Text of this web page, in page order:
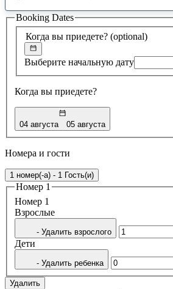
Когда вы приедете? (optional)
Выберите начальную дату
Когда вы приедете?
04 августа 05 августа
Booking Dates
Номера и гости
1 номер(-а) - 1 Гость(и)
Номер 1
Номер 1
Bзрослые
- Удалить взрослого
Дети
- Удалить ребенка
Удалить